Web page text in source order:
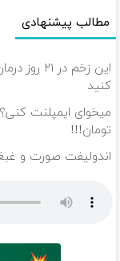
مطالب پیشنهادی
این زخم
کنید
تومان!!!
اندولیفت صورت و غبغب در 1 جلسه 💳